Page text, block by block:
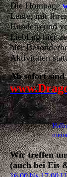
Die Hompage
Leute, mit
Hundefreund
Liebling hier
hier
Aktivitäten
Ab sofort
Wir treffen
(auch